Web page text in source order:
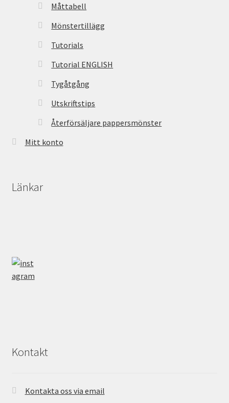
Måttabell
Mönstertillägg
Tutorials
Tutorial ENGLISH
Tygåtgång
Utskriftstips
Återförsäljare pappersmönster
Mitt konto
Länkar
Kontakt
Kontakta oss via email